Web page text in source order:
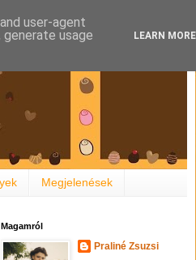
Megjelenések
Magamról
Praliné Zsuzsi
user-agent
usage
LEARN MORE